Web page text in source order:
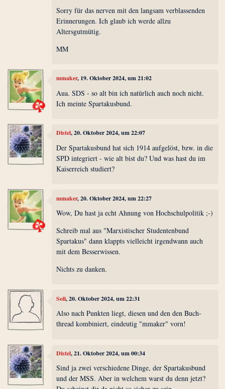
Sorry für das nerven mit den langsam verblassenden
Erinnerungen. Ich glaub ich werde allzu
Altersgutmütig.
MM
mmaker, 19. Oktober 2024, um 21:02
Aua. SDS - so alt bin ich natürlich auch noch nicht.
Ich meinte Spartakusbund.
Distel, 20. Oktober 2024, um 22:07
Der Spartakusbund hat sich 1914 aufgelöst, bzw. in die
SPD integriert - wie alt bist du? Und was hast du im
Kaiserreich studiert?
mmaker, 20. Oktober 2024, um 22:27
Wow, Du hast ja echt Ahnung von Hochschulpolitik ;-)
Schreib mal aus "Marxistischer Studentenbund
Spartakus" dann klappts vielleicht irgendwann auch
mit dem Besserwissen.
Nichts zu danken.
Soli, 20. Oktober 2024, um 22:31
Also nach Punkten liegt, diesen und den den Buch-
thread kombiniert, eindeutig "mmaker" vorn!
Distel, 21. Oktober 2024, um 00:34
Sind ja zwei verschiedene Dinge, der Spartakusbund
und der MSS. Aber in welchem warst du denn jetzt?